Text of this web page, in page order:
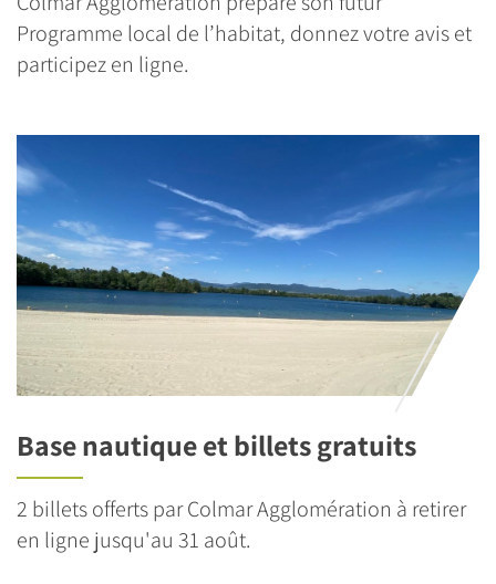
Programme local de l’habitat, donnez votre avis et
participez en ligne.
Base nautique et billets gratuits
2 billets offerts par Colmar Agglomération à retirer
en ligne jusqu'au 31 août.